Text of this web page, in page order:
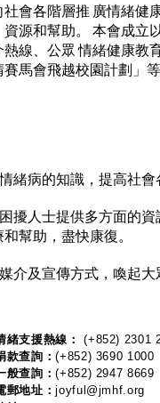
會各階層推 廣情緒健
源和幫助。 本會成立
線、公眾 情緒健康教
馬會飛越校園計劃」等
緒病的知識，提高社
擾人士提供多方面的
幫助，盡快康復。
介及宣傳方式，喚起
緒支援熱線：​​(+852) 2301
款查詢：(+852) 3690 1000
般查詢：(+852) 2947 8669
郵地址：joyful@jmhf.org